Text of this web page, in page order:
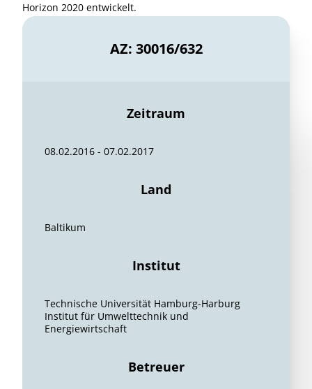
Horizon 2020 entwickelt.
AZ: 30016/632
Zeitraum
08.02.2016 - 07.02.2017
Land
Baltikum
Institut
Technische Universität Hamburg-Harburg
Institut für Umwelttechnik und
Energiewirtschaft
Betreuer